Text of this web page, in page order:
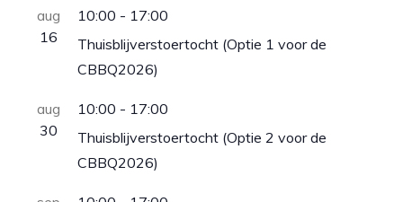
aug
16
10:00 - 17:00
Thuisblijverstoertocht (Optie 1 voor de
CBBQ2026)
aug
30
10:00 - 17:00
Thuisblijverstoertocht (Optie 2 voor de
CBBQ2026)